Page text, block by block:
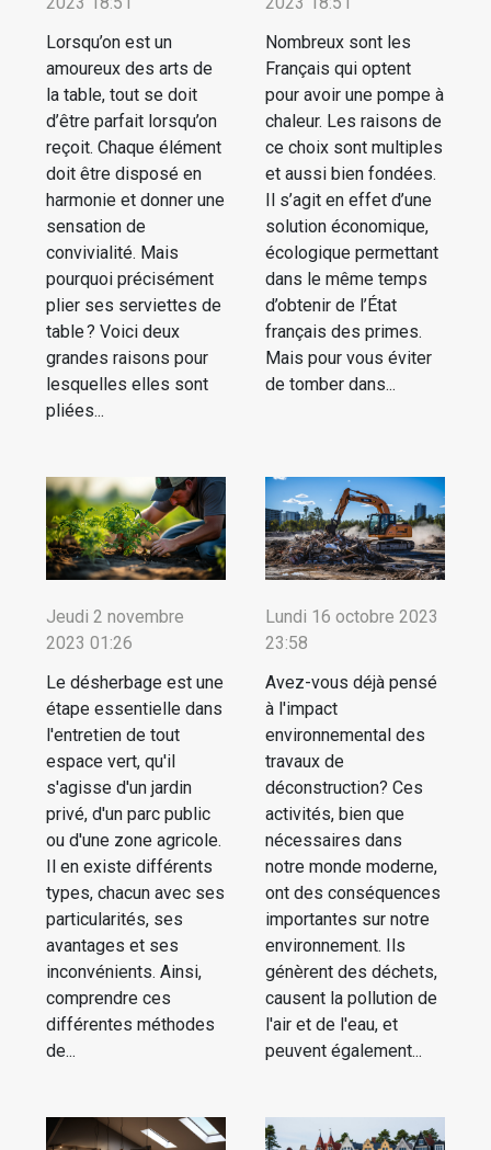
Lorsqu’on est un
amoureux des arts de
la table, tout se doit
d’être parfait lorsqu’on
reçoit. Chaque élément
doit être disposé en
harmonie et donner une
sensation de
convivialité. Mais
pourquoi précisément
plier ses serviettes de
table ? Voici deux
grandes raisons pour
lesquelles elles sont
pliées...
Nombreux sont les
Français qui optent
pour avoir une pompe à
chaleur. Les raisons de
ce choix sont multiples
et aussi bien fondées.
Il s’agit en effet d’une
solution économique,
écologique permettant
dans le même temps
d’obtenir de l’État
français des primes.
Mais pour vous éviter
de tomber dans...
Jeudi 2 novembre
2023 01:26
Le désherbage est une
étape essentielle dans
l'entretien de tout
espace vert, qu'il
s'agisse d'un jardin
privé, d'un parc public
ou d'une zone agricole.
Il en existe différents
types, chacun avec ses
particularités, ses
avantages et ses
inconvénients. Ainsi,
comprendre ces
différentes méthodes
de...
Lundi 16 octobre 2023
23:58
Avez-vous déjà pensé
à l'impact
environnemental des
travaux de
déconstruction? Ces
activités, bien que
nécessaires dans
notre monde moderne,
ont des conséquences
importantes sur notre
environnement. Ils
génèrent des déchets,
causent la pollution de
l'air et de l'eau, et
peuvent également...